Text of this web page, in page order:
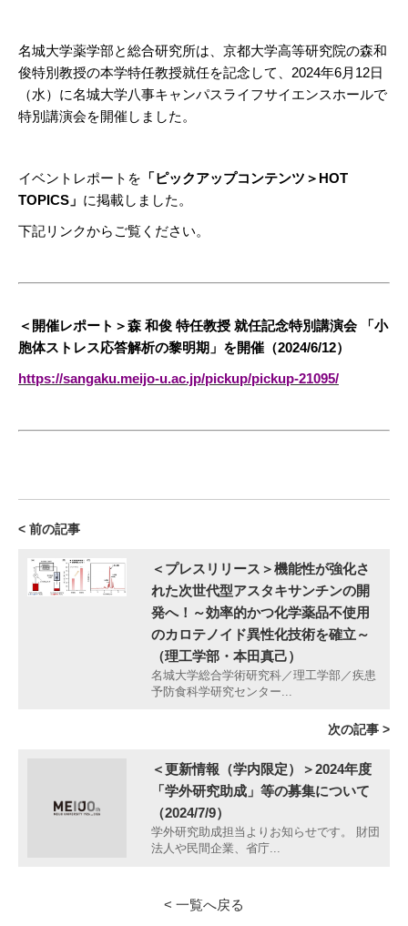
名城大学薬学部と総合研究所は、京都大学高等研究院の森和
俊特別教授の本学特任教授就任を記念して、2024年6月12日
（水）に名城大学八事キャンパスライフサイエンスホールで
特別講演会を開催しました。
イベントレポートを 「ピックアップコンテンツ＞HOT
TOPICS」 に掲載しました。
下記リンクからご覧ください。
＜開催レポート＞森 和俊 特任教授 就任記念特別講演会 「小
胞体ストレス応答解析の黎明期」を開催（2024/6/12）
https://sangaku.meijo-u.ac.jp/pickup/pickup-21095/
< 前の記事
＜プレスリリース＞機能性が強化さ
れた次世代型アスタキサンチンの開
発へ！～効率的かつ化学薬品不使用
のカロテノイド異性化技術を確立～
（理工学部・本田真己）
名城大学総合学術研究科／理工学部／疾患
予防食科学研究センター...
次の記事 >
＜更新情報（学内限定）＞2024年度
「学外研究助成」等の募集について
（2024/7/9）
学外研究助成担当よりお知らせです。 財団
法人や民間企業、省庁...
< 一覧へ戻る